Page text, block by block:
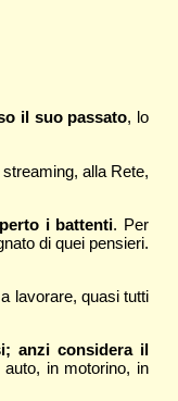
il suo passato, lo
alla Rete,
i battenti. Per
di quei pensieri.
lavorare, quasi tutti
anzi considera il
in motorino, in